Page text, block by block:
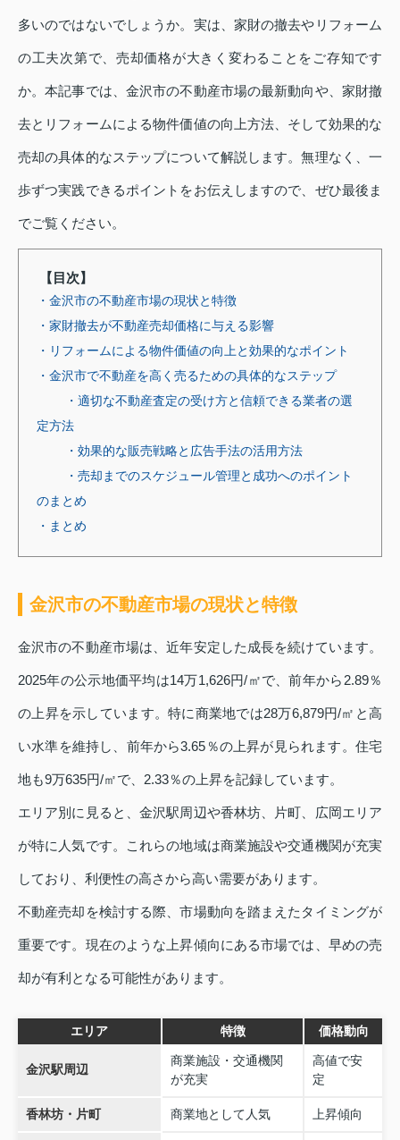
多いのではないでしょうか。実は、家財の撤去やリフォーム
の工夫次第で、売却価格が大きく変わることをご存知です
か。本記事では、金沢市の不動産市場の最新動向や、家財撤
去とリフォームによる物件価値の向上方法、そして効果的な
売却の具体的なステップについて解説します。無理なく、一
歩ずつ実践できるポイントをお伝えしますので、ぜひ最後ま
でご覧ください。
【目次】
・金沢市の不動産市場の現状と特徴
・家財撤去が不動産売却価格に与える影響
・リフォームによる物件価値の向上と効果的なポイント
・金沢市で不動産を高く売るための具体的なステップ
・適切な不動産査定の受け方と信頼できる業者の選
定方法
・効果的な販売戦略と広告手法の活用方法
・売却までのスケジュール管理と成功へのポイント
のまとめ
・まとめ
金沢市の不動産市場の現状と特徴
金沢市の不動産市場は、近年安定した成長を続けています。
2025年の公示地価平均は14万1,626円/㎡で、前年から2.89％
の上昇を示しています。特に商業地では28万6,879円/㎡と高
い水準を維持し、前年から3.65％の上昇が見られます。住宅
地も9万635円/㎡で、2.33％の上昇を記録しています。
エリア別に見ると、金沢駅周辺や香林坊、片町、広岡エリア
が特に人気です。これらの地域は商業施設や交通機関が充実
しており、利便性の高さから高い需要があります。
不動産売却を検討する際、市場動向を踏まえたタイミングが
重要です。現在のような上昇傾向にある市場では、早めの売
却が有利となる可能性があります。
エリア 特徴 価格動向
金沢駅周辺
商業施設・交通機関
が充実
高値で安
定
香林坊・片町 商業地として人気 上昇傾向